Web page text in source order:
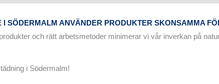
SÖDERMALM ANVÄNDER PRODUKTER SKONSAMMA
och rätt arbetsmetoder minimerar vi vår inverkan på
i Södermalm!